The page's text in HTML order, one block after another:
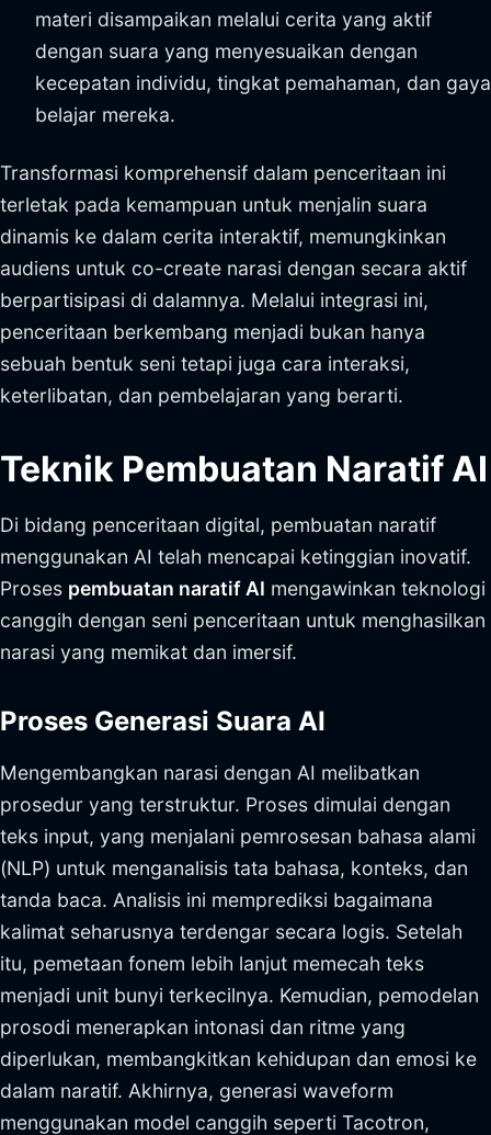
materi disampaikan melalui cerita yang aktif
dengan suara yang menyesuaikan dengan
kecepatan individu, tingkat pemahaman, dan gaya
belajar mereka.
Transformasi komprehensif dalam penceritaan ini
terletak pada kemampuan untuk menjalin suara
dinamis ke dalam cerita interaktif, memungkinkan
audiens untuk co-create narasi dengan secara aktif
berpartisipasi di dalamnya. Melalui integrasi ini,
penceritaan berkembang menjadi bukan hanya
sebuah bentuk seni tetapi juga cara interaksi,
keterlibatan, dan pembelajaran yang berarti.
Teknik Pembuatan Naratif AI
Di bidang penceritaan digital, pembuatan naratif
menggunakan AI telah mencapai ketinggian inovatif.
Proses pembuatan naratif AI mengawinkan teknologi
canggih dengan seni penceritaan untuk menghasilkan
narasi yang memikat dan imersif.
Proses Generasi Suara AI
Mengembangkan narasi dengan AI melibatkan
prosedur yang terstruktur. Proses dimulai dengan
teks input, yang menjalani pemrosesan bahasa alami
(NLP) untuk menganalisis tata bahasa, konteks, dan
tanda baca. Analisis ini memprediksi bagaimana
kalimat seharusnya terdengar secara logis. Setelah
itu, pemetaan fonem lebih lanjut memecah teks
menjadi unit bunyi terkecilnya. Kemudian, pemodelan
prosodi menerapkan intonasi dan ritme yang
diperlukan, membangkitkan kehidupan dan emosi ke
dalam naratif. Akhirnya, generasi waveform
menggunakan model canggih seperti Tacotron,